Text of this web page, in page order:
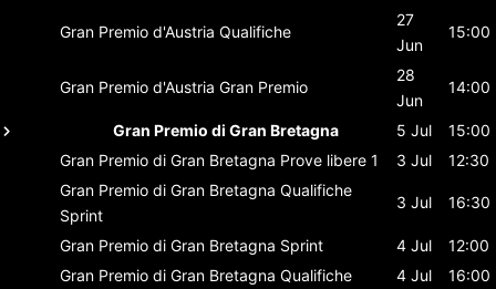
Gran Premio d'Austria Qualifiche
27
Jun
15:00
Gran Premio d'Austria Gran Premio
28
Jun
14:00
Gran Premio di Gran Bretagna 5 Jul
15:00
Gran Premio di Gran Bretagna Prove libere 1 3 Jul
12:30
Gran Premio di Gran Bretagna Qualifiche
Sprint
3 Jul 16:30
Gran Premio di Gran Bretagna Sprint 4 Jul
12:00
Gran Premio di Gran Bretagna Qualifiche 4 Jul 16:00